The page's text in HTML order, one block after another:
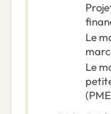
Le
Le